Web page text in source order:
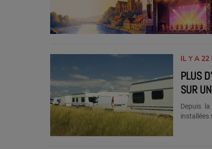
IL Y A 22
PLUS
SUR
Depuis
installées